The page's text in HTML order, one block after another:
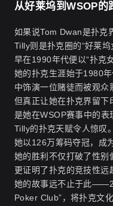
从好莱坞到WSOP的
如果说Tom Dwan是扑克
Tilly则是扑克圈的“好莱坞
早在1990年代便以“扑克
她的扑克生涯始于1980
中饰演一位赌徒而被观众
但真正让她在扑克界留下
是她在WSOP赛事中的表
Tilly的扑克天赋令人惊叹
她以126万筹码夺冠，成
她的胜利不仅打破了性别
更证明了扑克的竞技性远
她的故事远不止于此
Poker Club”，将扑克文